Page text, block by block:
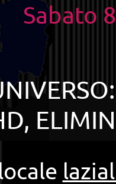
Sabato